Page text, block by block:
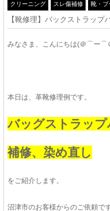
クリーニング スレ傷補修 靴・ブ
【靴修理】バックストラップ
みなさま、こんにちは(＠⌒ー⌒
本日は、革靴修理例です。
バッグストラッ
補修、染め直し
をご紹介します。
沼津市のお客様からのご依頼です